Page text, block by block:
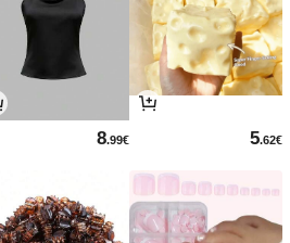
5.62€
8.99€